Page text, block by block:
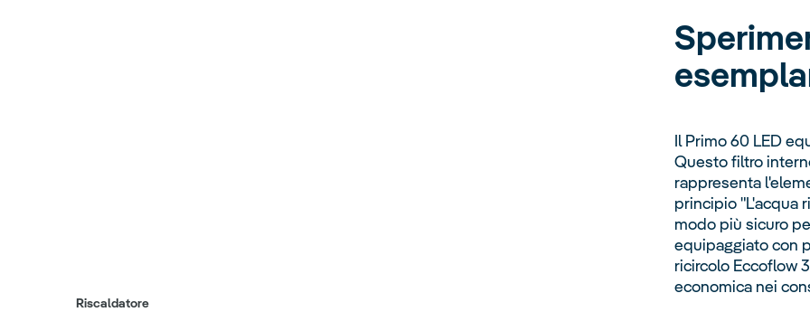
Il Primo 60 LED
Questo filtro
rappresenta
principio "L'acqua
modo più sicuro
equipaggiato con
ricircolo Eccoflow
economica nei
Riscaldatore